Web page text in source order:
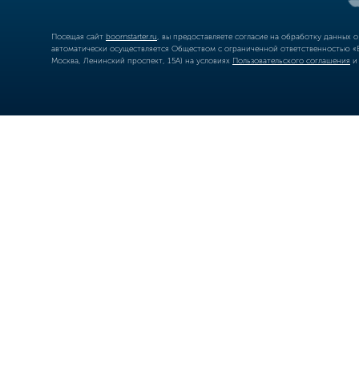
Посещая сайт boomstarter.ru , вы предоставляете согласие на обработку
автоматически осуществляется Обществом с ограниченной
Москва, Ленинский проспект, 15А) на условиях Пользовательского соглашения и